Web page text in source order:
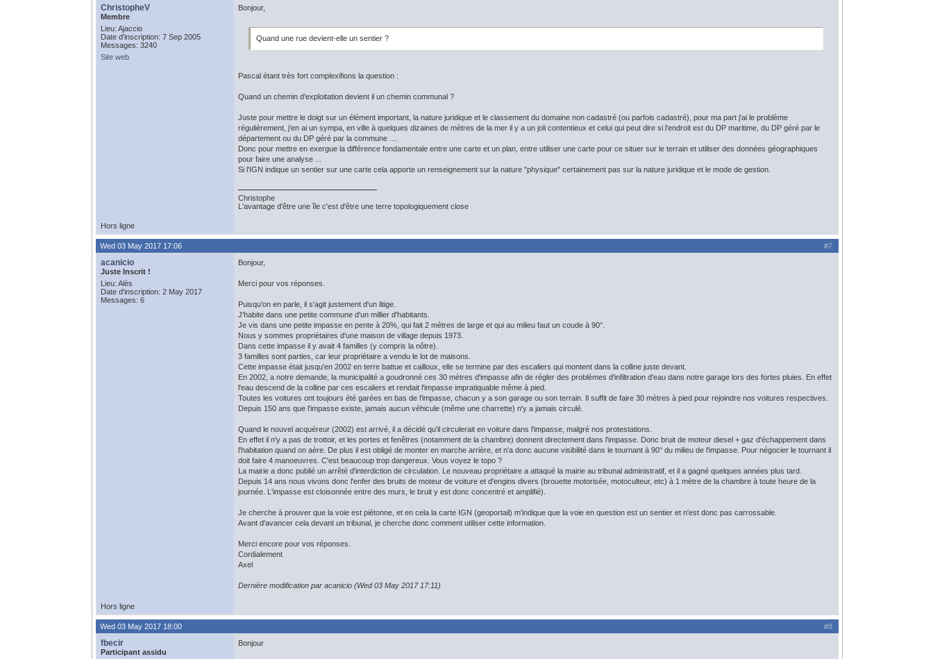
ChristopheV
Membre
Lieu: Ajaccio
Date d'inscription: 7 Sep 2005
Messages: 3240
Site web
Bonjour,
Quand une rue devient-elle un sentier ?
Pascal étant très fort complexifions la question :
Quand un chemin d'exploitation devient il un chemin communal ?
Juste pour mettre le doigt sur un élément important, la nature juridique et le classement du domaine non cadastré (ou parfois cadastré), pour ma part j'ai le problème
régulièrement, j'en ai un sympa, en ville à quelques dizaines de mètres de la mer il y a un joli contentieux et celui qui peut dire si l'endroit est du DP maritime, du DP géré par le
département ou du DP géré par la commune ....
Donc pour mettre en exergue la différence fondamentale entre une carte et un plan, entre utiliser une carte pour ce situer sur le terrain et utiliser des données géographiques
pour faire une analyse ...
Si l'IGN indique un sentier sur une carte cela apporte un renseignement sur la nature "physique" certainement pas sur la nature juridique et le mode de gestion.
Christophe
L'avantage d'être une île c'est d'être une terre topologiquement close
Hors ligne
#7
Wed 03 May 2017 17:06
acanicio
Juste Inscrit !
Lieu: Alès
Date d'inscription: 2 May 2017
Messages: 6
Bonjour,
Merci pour vos réponses.
Puisqu'on en parle, il s'agit justement d'un litige.
J'habite dans une petite commune d'un millier d'habitants.
Je vis dans une petite impasse en pente à 20%, qui fait 2 mètres de large et qui au milieu faut un coude à 90°.
Nous y sommes propriétaires d'une maison de village depuis 1973.
Dans cette impasse il y avait 4 familles (y compris la nôtre).
3 familles sont parties, car leur propriétaire a vendu le lot de maisons.
Cette impasse était jusqu'en 2002 en terre battue et cailloux, elle se termine par des escaliers qui montent dans la colline juste devant.
En 2002, a notre demande, la municipalité a goudronné ces 30 mètres d'impasse afin de régler des problèmes d'infiltration d'eau dans notre garage lors des fortes pluies. En effet
l'eau descend de la colline par ces escaliers et rendait l'impasse impratiquable même à pied.
Toutes les voitures ont toujours été garées en bas de l'impasse, chacun y a son garage ou son terrain. Il suffit de faire 30 mètres à pied pour rejoindre nos voitures respectives.
Depuis 150 ans que l'impasse existe, jamais aucun véhicule (même une charrette) n'y a jamais circulé.
Quand le nouvel acquéreur (2002) est arrivé, il a décidé qu'il circulerait en voiture dans l'impasse, malgré nos protestations.
En effet il n'y a pas de trottoir, et les portes et fenêtres (notamment de la chambre) donnent directement dans l'impasse. Donc bruit de moteur diesel + gaz d'échappement dans
l'habitation quand on aère. De plus il est obligé de monter en marche arrière, et n'a donc aucune visibilité dans le tournant à 90° du milieu de l'impasse. Pour négocier le tournant il
doit faire 4 manoeuvres. C'est beaucoup trop dangereux. Vous voyez le topo ?
La mairie a donc publié un arrêté d'interdiction de circulation. Le nouveau propriétaire a attaqué la mairie au tribunal administratif, et il a gagné quelques années plus tard.
Depuis 14 ans nous vivons donc l'enfer des bruits de moteur de voiture et d'engins divers (brouette motorisée, motoculteur, etc) à 1 mètre de la chambre à toute heure de la
journée. L'impasse est cloisonnée entre des murs, le bruit y est donc concentré et amplifié).
Je cherche à prouver que la voie est piétonne, et en cela la carte IGN (geoportail) m'indique que la voie en question est un sentier et n'est donc pas carrossable.
Avant d'avancer cela devant un tribunal, je cherche donc comment utiliser cette information.
Merci encore pour vos réponses.
Cordialement
Axel
Dernière modification par acanicio (Wed 03 May 2017 17:11)
Hors ligne
#8
Wed 03 May 2017 18:00
fbecir
Participant assidu
Bonjour